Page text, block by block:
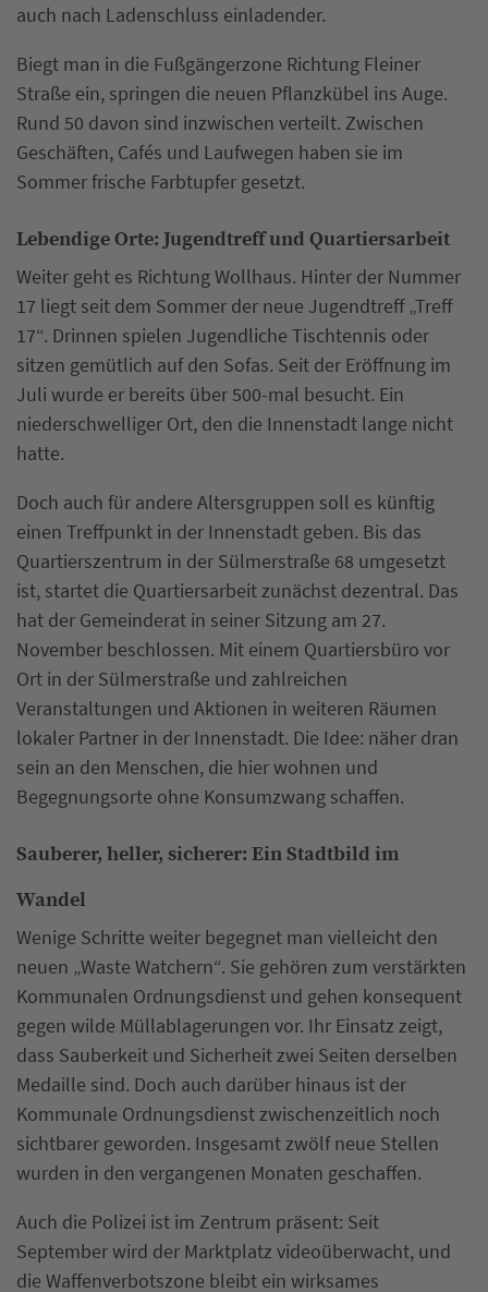
auch nach Ladenschluss einladender.
Biegt man in die Fußgängerzone Richtung Fleiner
Straße ein, springen die neuen Pflanzkübel ins Auge.
Rund 50 davon sind inzwischen verteilt. Zwischen
Geschäften, Cafés und Laufwegen haben sie im
Sommer frische Farbtupfer gesetzt.
Lebendige Orte: Jugendtreff und Quartiersarbeit
Weiter geht es Richtung Wollhaus. Hinter der Nummer
17 liegt seit dem Sommer der neue Jugendtreff „Treff
17“. Drinnen spielen Jugendliche Tischtennis oder
sitzen gemütlich auf den Sofas. Seit der Eröffnung im
Juli wurde er bereits über 500-mal besucht. Ein
niederschwelliger Ort, den die Innenstadt lange nicht
hatte.
Doch auch für andere Altersgruppen soll es künftig
einen Treffpunkt in der Innenstadt geben. Bis das
Quartierszentrum in der Sülmerstraße 68 umgesetzt
ist, startet die Quartiersarbeit zunächst dezentral. Das
hat der Gemeinderat in seiner Sitzung am 27.
November beschlossen. Mit einem Quartiersbüro vor
Ort in der Sülmerstraße und zahlreichen
Veranstaltungen und Aktionen in weiteren Räumen
lokaler Partner in der Innenstadt. Die Idee: näher dran
sein an den Menschen, die hier wohnen und
Begegnungsorte ohne Konsumzwang schaffen.
Sauberer, heller, sicherer: Ein Stadtbild im
Wandel
Wenige Schritte weiter begegnet man vielleicht den
neuen „Waste Watchern“. Sie gehören zum verstärkten
Kommunalen Ordnungsdienst und gehen konsequent
gegen wilde Müllablagerungen vor. Ihr Einsatz zeigt,
dass Sauberkeit und Sicherheit zwei Seiten derselben
Medaille sind. Doch auch darüber hinaus ist der
Kommunale Ordnungsdienst zwischenzeitlich noch
sichtbarer geworden. Insgesamt zwölf neue Stellen
wurden in den vergangenen Monaten geschaffen.
Auch die Polizei ist im Zentrum präsent: Seit
September wird der Marktplatz videoüberwacht, und
die Waffenverbotszone bleibt ein wirksames